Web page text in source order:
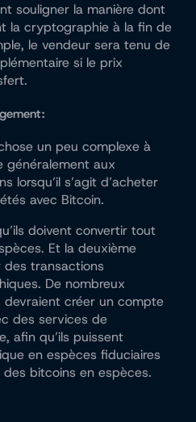
souligner la manière dont
la cryptographie à la fin de
le vendeur sera tenu de
si le prix
:
un peu complexe à
généralement aux
lorsqu’il s’agit d’acheter
avec Bitcoin.
doivent convertir tout
Et la deuxième
transactions
De nombreux
devraient créer un compte
des services de
afin qu’ils puissent
en espèces fiduciaires
des bitcoins en espèces.